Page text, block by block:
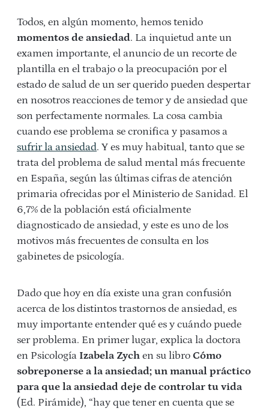
Todos, en algún momento, hemos tenido
momentos de ansiedad. La inquietud ante un
examen importante, el anuncio de un recorte de
plantilla en el trabajo o la preocupación por el
estado de salud de un ser querido pueden despertar
en nosotros reacciones de temor y de ansiedad que
son perfectamente normales. La cosa cambia
cuando ese problema se cronifica y pasamos a
sufrir la ansiedad. Y es muy habitual, tanto que se
trata del problema de salud mental más frecuente
en España, según las últimas cifras de atención
primaria ofrecidas por el Ministerio de Sanidad. El
6,7% de la población está oficialmente
diagnosticado de ansiedad, y este es uno de los
motivos más frecuentes de consulta en los
gabinetes de psicología.
Dado que hoy en día existe una gran confusión
acerca de los distintos trastornos de ansiedad, es
muy importante entender qué es y cuándo puede
ser problema. En primer lugar, explica la doctora
en Psicología Izabela Zych en su libro Cómo
sobreponerse a la ansiedad; un manual práctico
para que la ansiedad deje de controlar tu vida
(Ed. Pirámide), “hay que tener en cuenta que se